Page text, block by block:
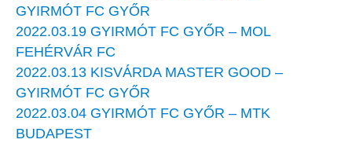
GYIRMÓT FC GYŐR
2022.03.19 GYIRMÓT FC GYŐR – MOL
FEHÉRVÁR FC
2022.03.13 KISVÁRDA MASTER GOOD –
GYIRMÓT FC GYŐR
2022.03.04 GYIRMÓT FC GYŐR – MTK
BUDAPEST